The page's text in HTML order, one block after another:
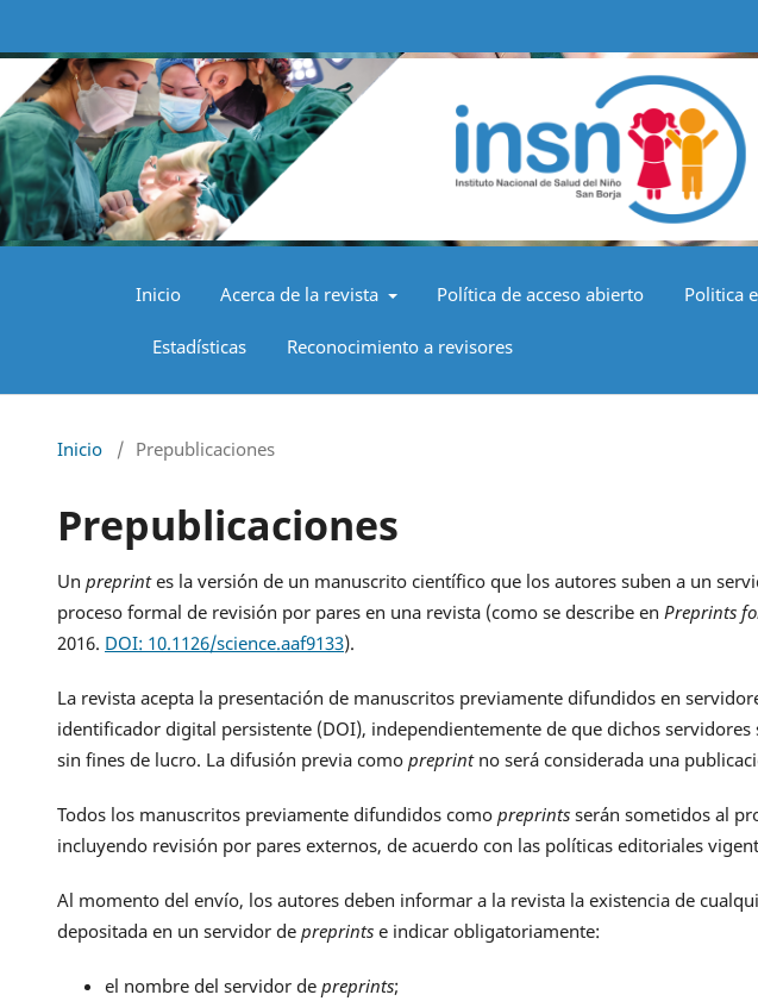
Inicio Acerca de la revista Política de acceso abierto Politica
Estadísticas Reconocimiento a revisores
Inicio / Prepublicaciones
Prepublicaciones
Un preprintes la versión de un manuscrito científico que los autores suben a un
proceso formal de revisión por pares en una revista (como se describe en Preprints
2016. DOI: 10.1126/science.aaf9133).
La revista acepta la presentación de manuscritos previamente difundidos en
identificador digital persistente (DOI), independientemente de que dichos
sin fines de lucro. La difusión previa comopreprintno será considerada una
Todos los manuscritos previamente difundidos comopreprintsserán sometidos al
incluyendo revisión por pares externos, de acuerdo con las políticas editoriales
Al momento del envío, los autores deben informar a la revista la existencia de
depositada en un servidor depreprintse indicar obligatoriamente:
el nombre del servidor depreprints;